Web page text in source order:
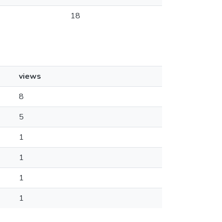
18
views
8
5
1
1
1
1